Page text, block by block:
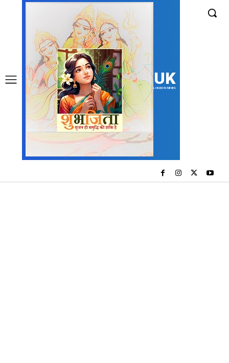
UK
LONDON NEWS